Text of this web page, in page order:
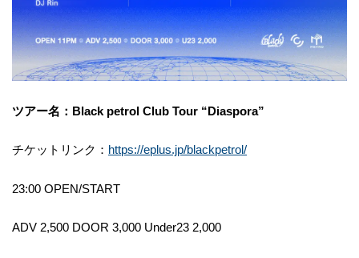
ツアー名：Black petrol Club Tour “Diaspora”
チケットリンク： https://eplus.jp/blackpetrol/
23:00 OPEN/START
ADV 2,500 DOOR 3,000 Under23 2,000